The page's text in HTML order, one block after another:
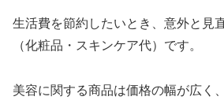
生活費を節約したいとき、意外と見
（化粧品・スキンケア代）です。
美容に関する商品は価格の幅が広く